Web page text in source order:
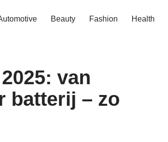
Beauty Fashion Health
van
batterij – zo